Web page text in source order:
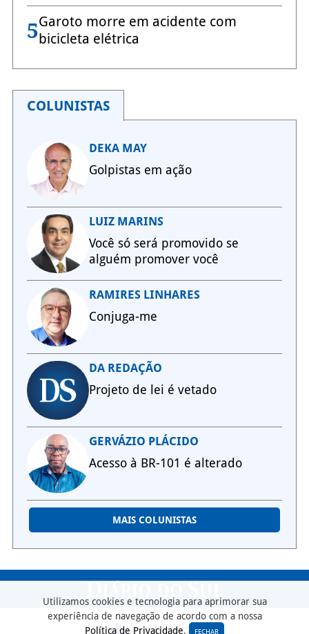
5Garoto morre em acidente com
bicicleta elétrica
COLUNISTAS
DEKA MAY
Golpistas em ação
LUIZ MARINS
Você só será promovido se
alguém promover você
RAMIRES LINHARES
Conjuga-me
DA REDAÇÃO
Projeto de lei é vetado
GERVÁZIO PLÁCIDO
Acesso à BR-101 é alterado
MAIS COLUNISTAS
Utilizamos cookies e tecnologia para aprimorar sua
experiência de navegação de acordo com a nossa
Política de Privacidade. FECHAR